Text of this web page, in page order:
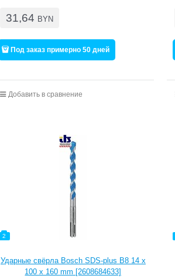
31,64 BYN
Под заказ примерно 50 дней
Добавить в сравнение
2
Ударные свёрла Bosch SDS-plus B8 14 x
100 x 160 mm [2608684633]